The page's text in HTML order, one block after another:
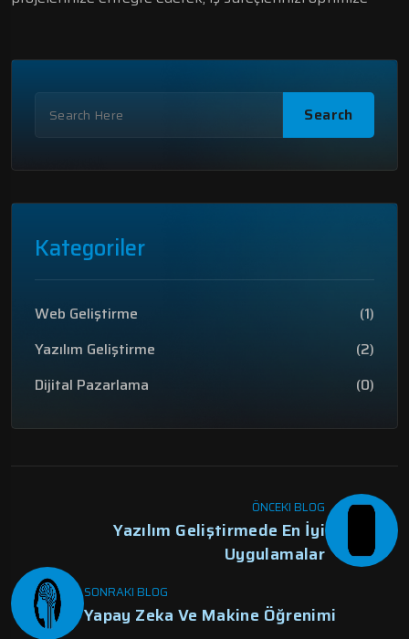
Search
Kategoriler
Web Geliştirme
(1)
Yazılım Geliştirme
(2)
Dijital Pazarlama
(0)
ÖNCEKI BLOG
Yazılım Geliştirmede En İyi
Uygulamalar
SONRAKI BLOG
Yapay Zeka Ve Makine Öğrenimi